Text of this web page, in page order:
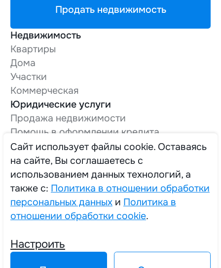
Недвижимость
Квартиры
Дома
Участки
Коммерческая
Юридические услуги
Продажа недвижимости
Помощь в оформлении кредита
Оформление технической документации
Вывод в нежилой фонд
О компании
Трудоустройство
Продать недвижимость
Политика в отношении обработки персональных данных
Cайт использует файлы cookie. Оставаясь
на сайте, Вы соглашаетесь с
использованием данных технологий, а
также с: Политика в отношении обработки
персональных данных и Политика в
отношении обработки cookie.
Настроить